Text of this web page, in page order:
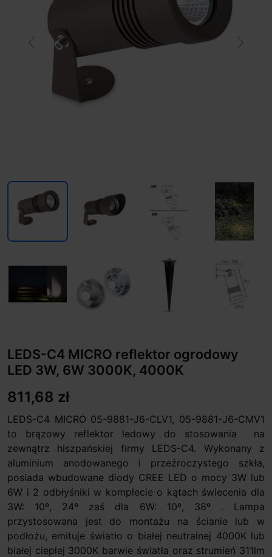
Previous
LEDS-C4 MICRO reflektor ogrodowy
LED 3W, 6W 3000K, 4000K
811,68 zł
LEDS-C4 MICRO 05-9881-J6-CLV1, 05-9881-J6-CMV1
to brązowy reflektor ledowy do stosowania na
zewnątrz hiszpańskiej firmy LEDS-C4. Wykonany z
aluminium anodowanego i przeźroczystego szkła,
posiada wbudowane diody CREE LED o mocy 3W lub
6W i 2 odbłyśniki w komplecie o kątach świecenia dla
3W: 10º, 24º zaś dla 6W: 10º, 38º . Lampa
przystosowana jest do montażu na ścianie lub w
podłożu, emituje światło o białej neutralnej 4000K lub
białej ciepłej 3000K barwie światła oraz strumień 311lm